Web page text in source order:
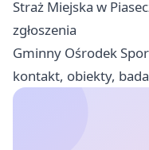
Straż Miejska w
zgłoszenia
Gminny Ośrodek
kontakt, obiekty,